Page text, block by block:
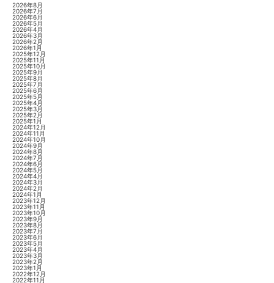
2026年8月
2026年7月
2026年6月
2026年5月
2026年4月
2026年3月
2026年2月
2026年1月
2025年12月
2025年11月
2025年10月
2025年9月
2025年8月
2025年7月
2025年6月
2025年5月
2025年4月
2025年3月
2025年2月
2025年1月
2024年12月
2024年11月
2024年10月
2024年9月
2024年8月
2024年7月
2024年6月
2024年5月
2024年4月
2024年3月
2024年2月
2024年1月
2023年12月
2023年11月
2023年10月
2023年9月
2023年8月
2023年7月
2023年6月
2023年5月
2023年4月
2023年3月
2023年2月
2023年1月
2022年12月
2022年11月